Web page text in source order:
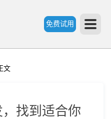
免费试用
文
找到适合你